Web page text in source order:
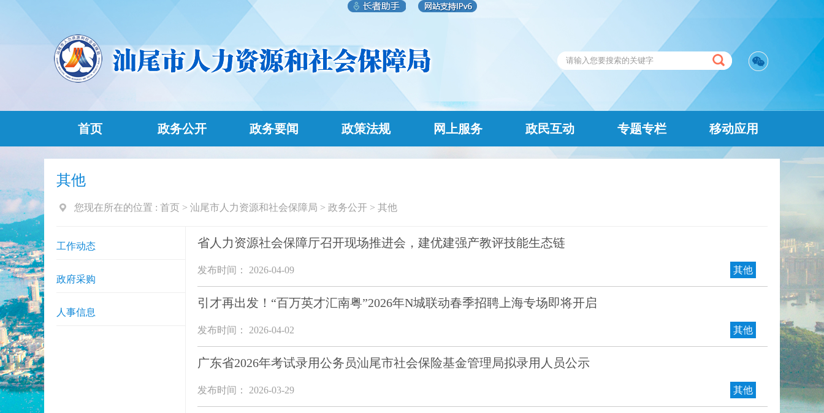
首页 政务公开 政务要闻 政策法规 网上服务 政民互动 专题专栏 移动应用
其他
您现在所在的位置 : 首页 > 汕尾市人力资源和社会保障局 > 政务公开 > 其他
工作动态
政府采购
人事信息
省人力资源社会保障厅召开现场推进会，建优建强产教评技能生态链
发布时间： 2026-04-09 其他
引才再出发！“百万英才汇南粤”2026年N城联动春季招聘上海专场即将开启
发布时间： 2026-04-02 其他
广东省2026年考试录用公务员汕尾市社会保险基金管理局拟录用人员公示
发布时间： 2026-03-29 其他